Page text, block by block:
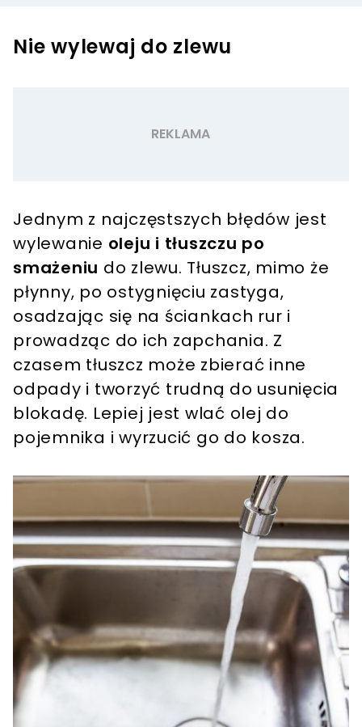
Nie wylewaj do zlewu
Jednym z najczęstszych błędów jest
wylewanie oleju i tłuszczu po
smażeniu do zlewu. Tłuszcz, mimo że
płynny, po ostygnięciu zastyga,
osadzając się na ściankach rur i
prowadząc do ich zapchania. Z
czasem tłuszcz może zbierać inne
odpady i tworzyć trudną do usunięcia
blokadę. Lepiej jest wlać olej do
pojemnika i wyrzucić go do kosza​.